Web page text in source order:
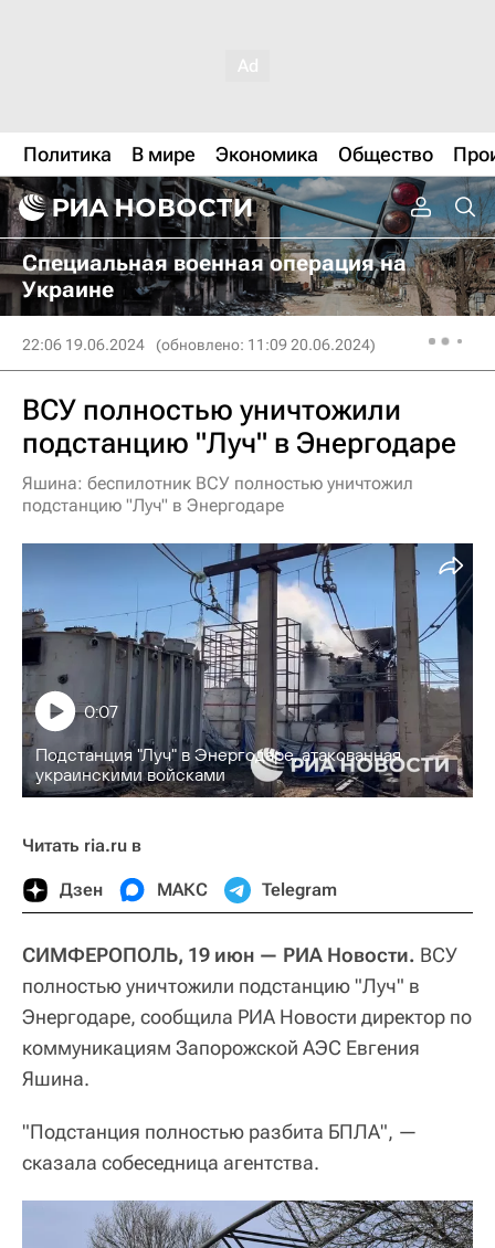
Политика В мире Экономика Общество
Специальная военная операция на
Украине
22:06 19.06.2024 (обновлено: 11:09 20.06.2024)
ВСУ полностью уничтожили
подстанцию "Луч" в Энергодаре
Яшина: беспилотник ВСУ полностью уничтожил
подстанцию "Луч" в Энергодаре
Подстанция "Луч" в Энергодаре, атакованная
украинскими войсками
0:07
Читать ria.ru в
Дзен МАКС Telegram
СИМФЕРОПОЛЬ, 19 июн — РИА Новости. ВСУ
полностью уничтожили подстанцию "Луч" в
Энергодаре, сообщила РИА Новости директор по
коммуникациям Запорожской АЭС Евгения
Яшина.
"Подстанция полностью разбита БПЛА", —
сказала собеседница агентства.